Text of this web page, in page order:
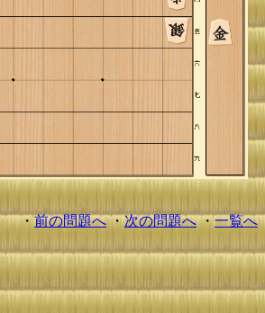
・前の問題へ・次の問題へ・一覧へ